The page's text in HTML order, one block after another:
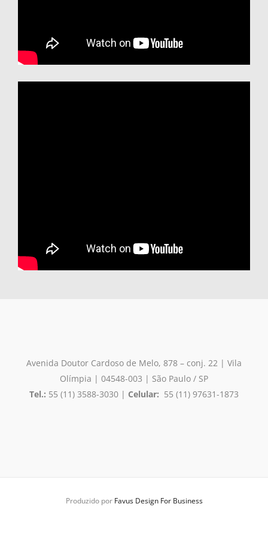
Avenida Doutor Cardoso de Melo, 878 – conj. 22 | Vila
Olímpia | 04548-003 | São Paulo / SP
Tel.: 55 (11) 3588-3030 | Celular: 55 (11) 97631-1873
Produzido por Favus Design For Business